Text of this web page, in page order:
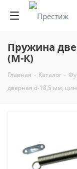
Пружина
(М-К)
Главная - Каталог -
дверная d-18,5 мм,